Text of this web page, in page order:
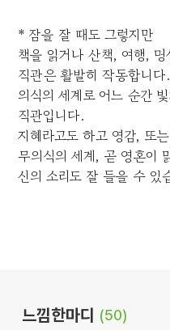
* 잠을 잘 때도 그렇지만
책을 읽거나 산책, 여행,
직관은 활발히 작동합니
의식의 세계로 어느 순간
직관입니다.
지혜라고도 하고 영감, 또
무의식의 세계, 곧 영혼이
신의 소리도 잘 들을 수 있
느낌한마디 (50)